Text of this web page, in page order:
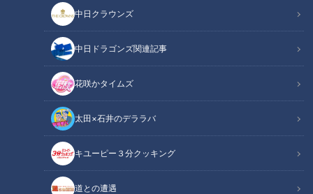
中日クラウンズ
中日ドラゴンズ関連記事
花咲かタイムズ
太田×石井のデララバ
キユーピー３分クッキング
道との遭遇
「サンデードラゴンズ」より福永裕基選手(C)CBCテレビ